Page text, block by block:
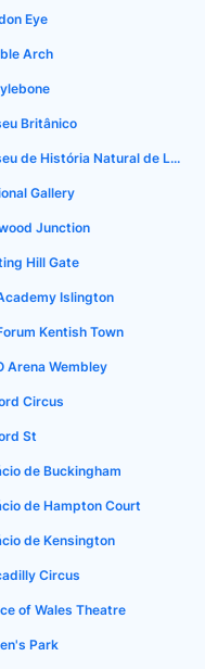
Eye
Arch
Britânico
Museu de História Natural de Londres
Gallery
Junction
Hill Gate
Islington
Kentish Town
Arena Wembley
Circus
St
de Buckingham
de Hampton Court
de Kensington
Circus
of Wales Theatre
Park